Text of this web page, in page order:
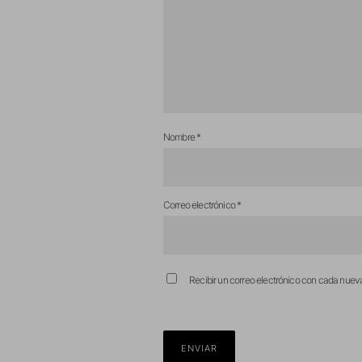
Nombre*
Correo electrónico*
Recibir un correo electrónico con cada